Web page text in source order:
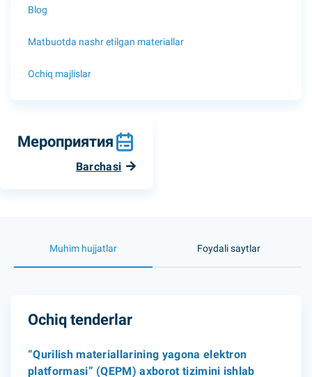
Blog
Matbuotda nashr etilgan materiallar
Ochiq majlislar
Мероприятия
Barchasi
Muhim hujjatlar Foydali saytlar
Ochiq tenderlar
“Qurilish materiallarining yagona elektron
platformasi” (QEPM) axborot tizimini ishlab